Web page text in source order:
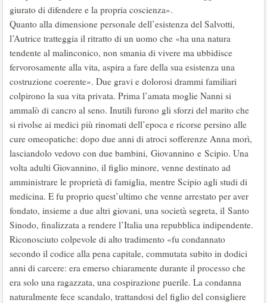
giurato di difendere e la propria coscienza».
Quanto alla dimensione personale dell’esistenza del Salvotti,
l’Autrice tratteggia il ritratto di un uomo che «ha una natura
tendente al malinconico, non smania di vivere ma ubbidisce
fervorosamente alla vita, aspira a fare della sua esistenza una
costruzione coerente». Due gravi e dolorosi drammi familiari
colpirono la sua vita privata. Prima l’amata moglie Nanni si
ammalò di cancro al seno. Inutili furono gli sforzi del marito che
si rivolse ai medici più rinomati dell’epoca e ricorse persino alle
cure omeopatiche: dopo due anni di atroci sofferenze Anna morì,
lasciandolo vedovo con due bambini, Giovannino e Scipio. Una
volta adulti Giovannino, il figlio minore, venne destinato ad
amministrare le proprietà di famiglia, mentre Scipio agli studi di
medicina. E fu proprio quest’ultimo che venne arrestato per aver
fondato, insieme a due altri giovani, una società segreta, il Santo
Sinodo, finalizzata a rendere l’Italia una repubblica indipendente.
Riconosciuto colpevole di alto tradimento «fu condannato
secondo il codice alla pena capitale, commutata subito in dodici
anni di carcere: era emerso chiaramente durante il processo che
era solo una ragazzata, una cospirazione puerile. La condanna
naturalmente fece scandalo, trattandosi del figlio del consigliere